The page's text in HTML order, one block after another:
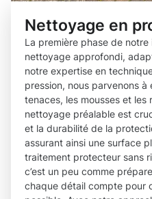
Nettoyage en
La première phase de
nettoyage approfondi,
notre expertise en
pression, nous parvenons à
tenaces, les mousses et les
nettoyage préalable est
et la durabilité de la
assurant ainsi une surface
traitement protecteur sans
c’est un peu comme
chaque détail compte pour